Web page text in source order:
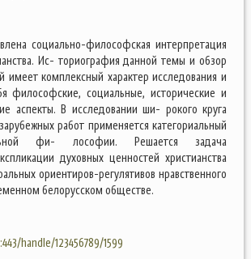
социально-философская интерпретация
Ис- ториография данной темы и обзор
имеет комплексный характер исследования и
философские, социальные, исторические и
аспекты. В исследовании ши- рокого круга
работ применяется категориальный
фи- лософии. Решается задача
духовных ценностей христианства
ориентиров-регулятивов нравственного
белорусском обществе.
handle/123456789/1599